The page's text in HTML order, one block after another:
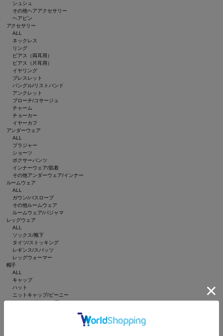
シュシュ
その他ヘアアクセサリー
ヘアピン
アクセサリー
ALL
ネックレス
リング
ピアス（両耳用）
ピアス（片耳用）
イヤリング
ブレスレット
バングル/リストバンド
アンクレット
ブローチ/コサージュ
チャーム
チョーカー
イヤーカフ
アンダーウェア
ALL
ブラジャー
ショーツ
ボクサーパンツ
インナーウェア/肌着
その他アンダーウェア/インナー
ルームウェア
ALL
ガウン/バスローブ
その他ルームウェア
ルームウェア/パジャマ
レッグウェア
ALL
ソックス/靴下
タイツ/ストッキング
レギンス/スパッツ
レッグウォーマー
帽子
ALL
キャップ
ハット
ニットキャップ/ビーニー
ハンチング/ベレー帽